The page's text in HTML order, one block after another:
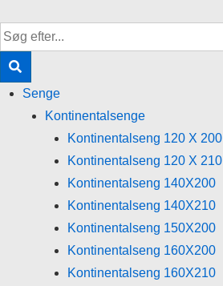
Hop
til
hovedindhold
Senge
Kontinentalsenge
Kontinentalseng 120 X 200
Kontinentalseng 120 X 210
Kontinentalseng 140X200
Kontinentalseng 140X210
Kontinentalseng 150X200
Kontinentalseng 160X200
Kontinentalseng 160X210